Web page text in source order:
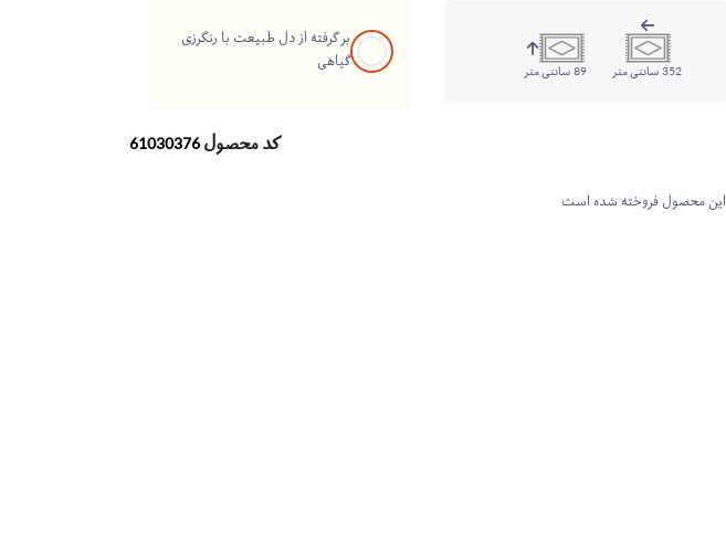
352 سانتی متر 89 سانتی متر
بر گرفته از دل طبیعت با رنگرزی
گیاهی
کد محصول61030376
این محصول فروخته شده است